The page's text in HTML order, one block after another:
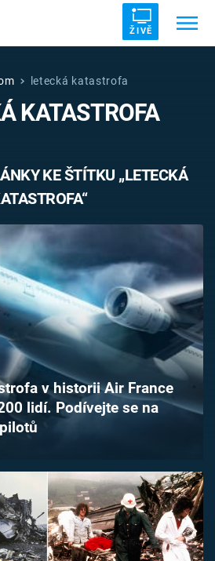
ŽIVĚ
DRUHÁ SVĚTOVÁ VÁLKA
letecká katastrofa
KATASTROFA
KE ŠTÍTKU „LETECKÁ
v historii Air France
lidí. Podívejte se na